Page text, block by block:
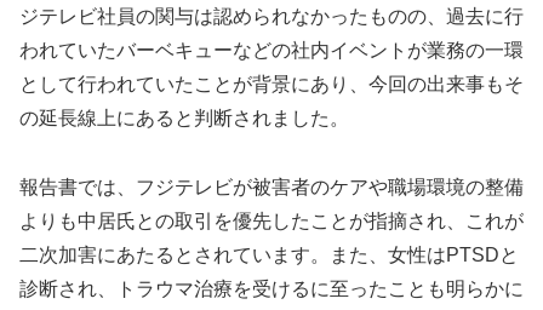
ジテレビ社員の関与は認められなかったものの、過去に行
われていたバーベキューなどの社内イベントが業務の一環
として行われていたことが背景にあり、今回の出来事もそ
の延長線上にあると判断されました。
報告書では、フジテレビが被害者のケアや職場環境の整備
よりも中居氏との取引を優先したことが指摘され、これが
二次加害にあたるとされています。また、女性はPTSDと
診断され、トラウマ治療を受けるに至ったことも明らかに